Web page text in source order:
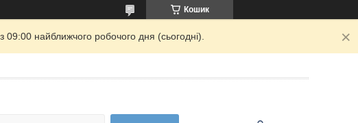
Кошик
найближчого робочого дня (сьогодні).